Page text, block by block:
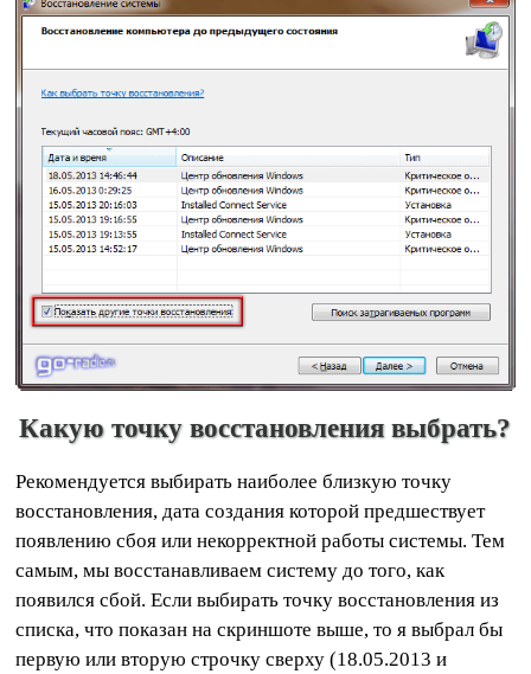
Какую точку восстановления выбрать?
Рекомендуется выбирать наиболее близкую точку
восстановления, дата создания которой предшествует
появлению сбоя или некорректной работы системы. Тем
самым, мы восстанавливаем систему до того, как
появился сбой. Если выбирать точку восстановления из
списка, что показан на скриншоте выше, то я выбрал бы
первую или вторую строчку сверху (18.05.2013 и